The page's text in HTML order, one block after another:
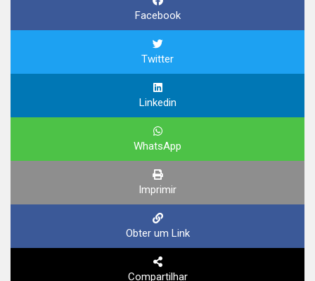
Facebook
Twitter
Linkedin
WhatsApp
Imprimir
Obter um Link
Compartilhar